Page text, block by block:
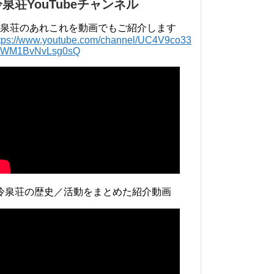
泉荘YouTubeチャンネル
荘のあれこれを動画でもご紹介します
www.youtube.com/channel/UC4V9co33
泉荘の歴史／活動をまとめた紹介動画